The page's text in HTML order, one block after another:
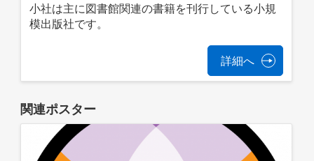
小社は主に図書館関連の書籍を刊行している小規
模出版社です。
詳細へ
関連ポスター